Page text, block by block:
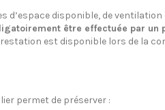
disponible, de ventilation
être effectuée par un
est disponible lors de la
permet de préserver :